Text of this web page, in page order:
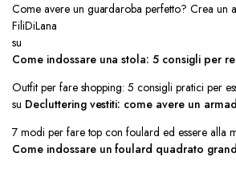
Come avere un guardaroba perfetto? Crea un
FiliDiLana
su
Come indossare una stola: 5 consigli per
Outfit per fare shopping: 5 consigli pratici per
su Decluttering vestiti: come avere un
7 modi per fare top con foulard ed essere alla
Come indossare un foulard quadrato